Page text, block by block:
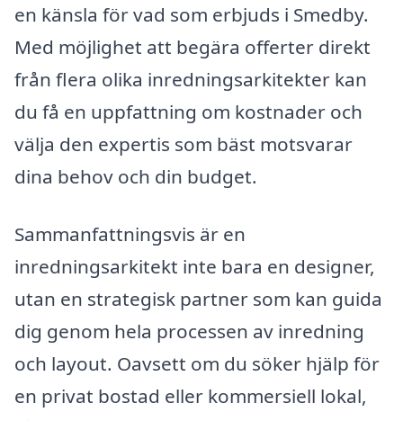
en känsla för vad som erbjuds i Smedby.
Med möjlighet att begära offerter direkt
från flera olika inredningsarkitekter kan
du få en uppfattning om kostnader och
välja den expertis som bäst motsvarar
dina behov och din budget.
Sammanfattningsvis är en
inredningsarkitekt inte bara en designer,
utan en strategisk partner som kan guida
dig genom hela processen av inredning
och layout. Oavsett om du söker hjälp för
en privat bostad eller kommersiell lokal,